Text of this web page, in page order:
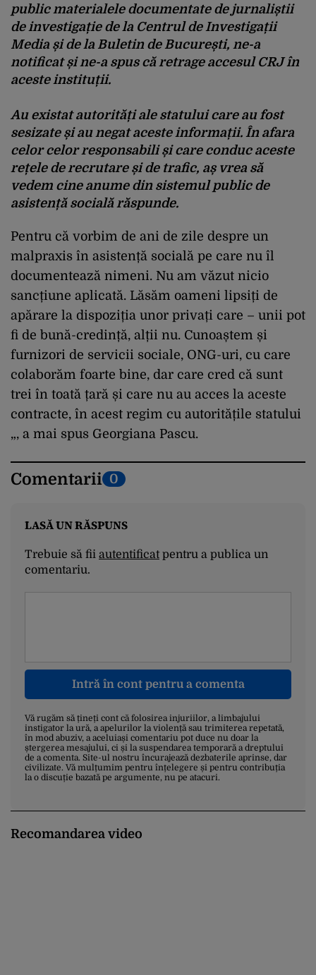
public materialele documentate de jurnaliștii
de investigație de la Centrul de Investigații
Media și de la Buletin de București, ne-a
notificat și ne-a spus că retrage accesul CRJ în
aceste instituții.
Au existat autorități ale statului care au fost
sesizate și au negat aceste informații. În afara
celor celor responsabili și care conduc aceste
rețele de recrutare și de trafic, aș vrea să
vedem cine anume din sistemul public de
asistență socială răspunde.
Pentru că vorbim de ani de zile despre un
malpraxis în asistență socială pe care nu îl
documentează nimeni. Nu am văzut nicio
sancțiune aplicată. Lăsăm oameni lipsiți de
apărare la dispoziția unor privați care – unii pot
fi de bună-credință, alții nu. Cunoaștem și
furnizori de servicii sociale, ONG-uri, cu care
colaborăm foarte bine, dar care cred că sunt
trei în toată țară și care nu au acces la aceste
contracte, în acest regim cu autoritățile statului
„, a mai spus Georgiana Pascu.
Comentarii 0
LASĂ UN RĂSPUNS
Trebuie să fii autentificatpentru a publica un
comentariu.
Intră în cont pentru a comenta
Vă rugăm să țineți cont că folosirea injuriilor, a limbajului
instigator la ură, a apelurilor la violență sau trimiterea repetată,
în mod abuziv, a aceluiași comentariu pot duce nu doar la
ștergerea mesajului, ci și la suspendarea temporară a dreptului
de a comenta. Site-ul nostru încurajează dezbaterile aprinse, dar
civilizate. Vă mulțumim pentru înțelegere și pentru contribuția
la o discuție bazată pe argumente, nu pe atacuri.
Recomandarea video